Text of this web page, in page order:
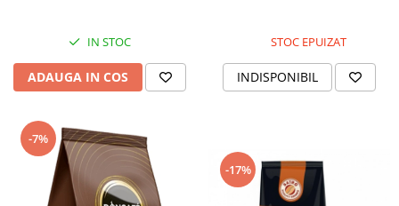
IN STOC
ADAUGA IN COS
STOC EPUIZAT
INDISPONIBIL
-7%
-17%